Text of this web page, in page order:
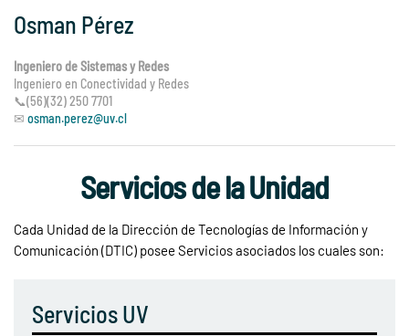
Osman Pérez
Ingeniero de Sistemas y Redes
Ingeniero en Conectividad y Redes
📞(56)(32) 250 7701
✉ osman.perez@uv.cl
Servicios de la Unidad
Cada Unidad de la Dirección de Tecnologías de Información y
Comunicación (DTIC) posee Servicios asociados los cuales son:
Servicios UV